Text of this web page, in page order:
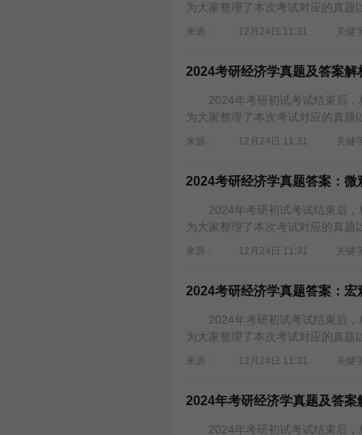
为大家整理了本次考试对应的真
来源 : 12月24日 11:31 关键
2024考研经济学真题及答案解
2024年考研初试考试结束后，
为大家整理了本次考试对应的真
来源 : 12月24日 11:31 关键
2024考研经济学真题答案：微
2024年考研初试考试结束后，
为大家整理了本次考试对应的真
来源 : 12月24日 11:31 关键
2024考研经济学真题答案：宏
2024年考研初试考试结束后，
为大家整理了本次考试对应的真
来源 : 12月24日 11:31 关键
2024年考研经济学真题及答案
2024年考研初试考试结束后，